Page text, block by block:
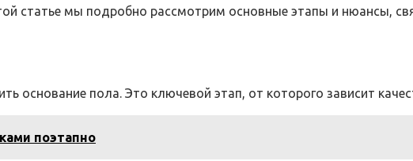
статье мы подробно рассмотрим основные этапы и нюансы,
основание пола. Это ключевой этап, от которого зависит
поэтапно